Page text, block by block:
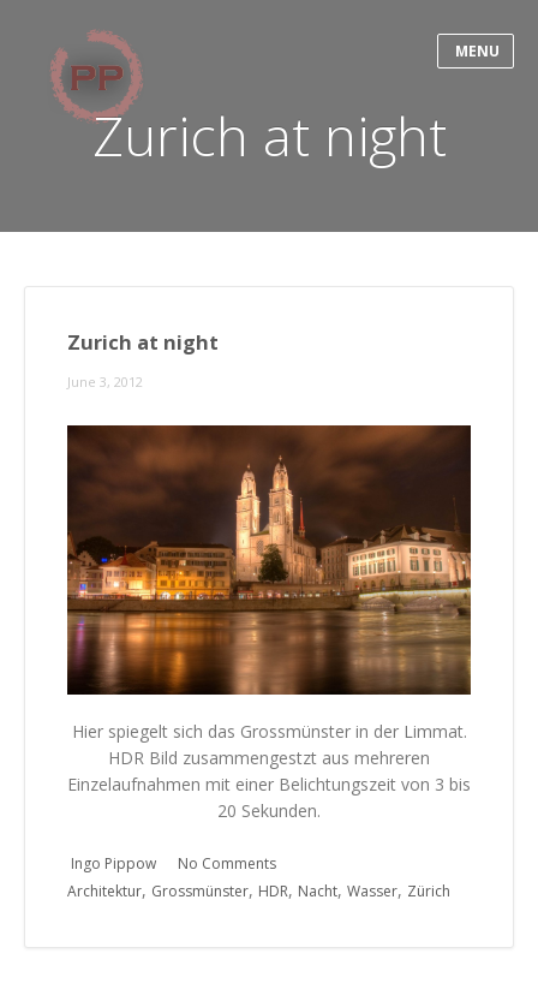
MENU
Zurich at night
Zurich at night
June 3, 2012
Hier spiegelt sich das Grossmünster in der Limmat.
HDR Bild zusammengestzt aus mehreren
Einzelaufnahmen mit einer Belichtungszeit von 3 bis
20 Sekunden.
Ingo Pippow
No Comments
Architektur, Grossmünster, HDR, Nacht, Wasser, Zürich